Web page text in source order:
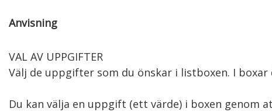
Anvisning
VAL AV UPPGIFTER
Välj de uppgifter som du önskar i listboxen. I
Du kan välja en uppgift (ett värde) i boxen genom